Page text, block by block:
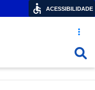
Acesso
ACESSIBILIDADE